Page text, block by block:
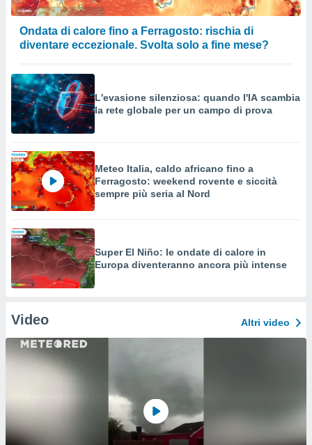
Ondata di calore fino a Ferragosto: rischia di
diventare eccezionale. Svolta solo a fine mese?
L'evasione silenziosa: quando l'IA scambia
la rete globale per un campo di prova
Meteo Italia, caldo africano fino a
Ferragosto: weekend rovente e siccità
sempre più seria al Nord
Super El Niño: le ondate di calore in
Europa diventeranno ancora più intense
Video Altri video